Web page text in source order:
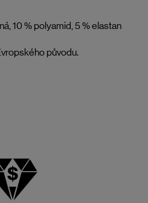
10 % polyamid, 5 % elastan
původu.